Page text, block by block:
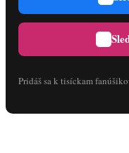
Pridáš sa k tisíckam